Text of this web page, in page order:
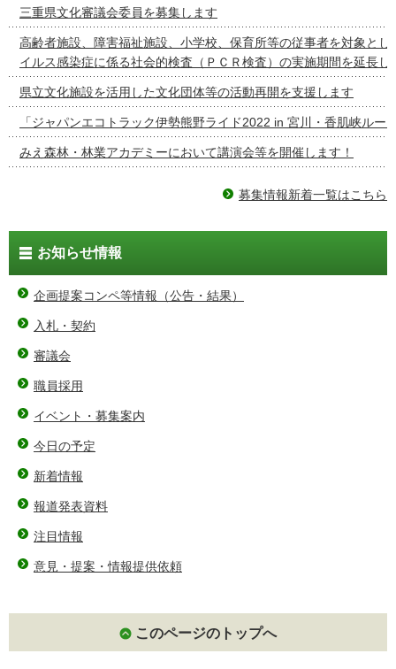
三重県文化審議会委員を募集します
高齢者施設、障害福祉施設、小学校、保育所等の従事者を対象とし
イルス感染症に係る社会的検査（ＰＣＲ検査）の実施期間を延長し
県立文化施設を活用した文化団体等の活動再開を支援します
「ジャパンエコトラック伊勢熊野ライド2022 in 宮川・香肌峡ルー
みえ森林・林業アカデミーにおいて講演会等を開催します！
募集情報新着一覧はこちら
お知らせ情報
企画提案コンペ等情報（公告・結果）
入札・契約
審議会
職員採用
イベント・募集案内
今日の予定
新着情報
報道発表資料
注目情報
意見・提案・情報提供依頼
このページのトップへ